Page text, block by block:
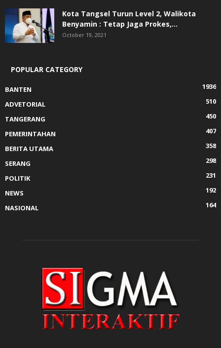
Kota Tangsel Turun Level 2, Walikota
Benyamin : Tetap Jaga Prokes,...
October 19, 2021
POPULAR CATEGORY
BANTEN
1936
ADVETORIAL
510
TANGERANG
450
PEMERINTAHAN
407
BERITA UTAMA
358
SERANG
298
POLITIK
231
NEWS
192
NASIONAL
164